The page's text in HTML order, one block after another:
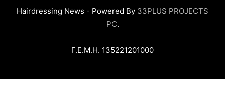
Hairdressing News - Powered By 33PLUS PROJECTS
PC.
Γ.Ε.Μ.Η. 135221201000